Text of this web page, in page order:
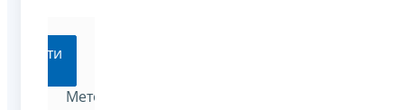
Перейти
Методические